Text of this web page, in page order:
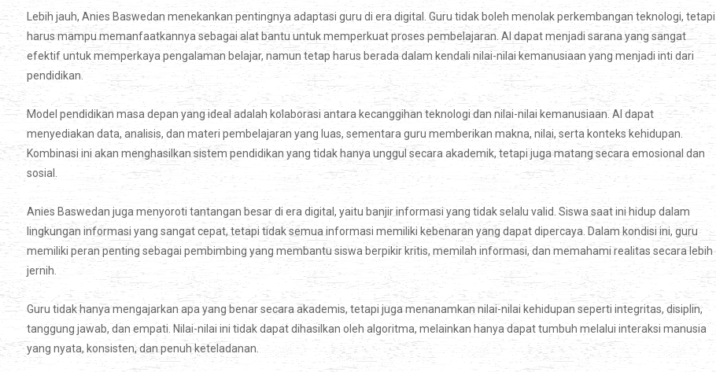
Lebih jauh, Anies Baswedan menekankan pentingnya adaptasi guru di era digital. Guru tidak boleh menolak perkembangan teknologi, tetapi
harus mampu memanfaatkannya sebagai alat bantu untuk memperkuat proses pembelajaran. AI dapat menjadi sarana yang sangat
efektif untuk memperkaya pengalaman belajar, namun tetap harus berada dalam kendali nilai-nilai kemanusiaan yang menjadi inti dari
pendidikan.
Model pendidikan masa depan yang ideal adalah kolaborasi antara kecanggihan teknologi dan nilai-nilai kemanusiaan. AI dapat
menyediakan data, analisis, dan materi pembelajaran yang luas, sementara guru memberikan makna, nilai, serta konteks kehidupan.
Kombinasi ini akan menghasilkan sistem pendidikan yang tidak hanya unggul secara akademik, tetapi juga matang secara emosional dan
sosial.
Anies Baswedan juga menyoroti tantangan besar di era digital, yaitu banjir informasi yang tidak selalu valid. Siswa saat ini hidup dalam
lingkungan informasi yang sangat cepat, tetapi tidak semua informasi memiliki kebenaran yang dapat dipercaya. Dalam kondisi ini, guru
memiliki peran penting sebagai pembimbing yang membantu siswa berpikir kritis, memilah informasi, dan memahami realitas secara lebih
jernih.
Guru tidak hanya mengajarkan apa yang benar secara akademis, tetapi juga menanamkan nilai-nilai kehidupan seperti integritas, disiplin,
tanggung jawab, dan empati. Nilai-nilai ini tidak dapat dihasilkan oleh algoritma, melainkan hanya dapat tumbuh melalui interaksi manusia
yang nyata, konsisten, dan penuh keteladanan.